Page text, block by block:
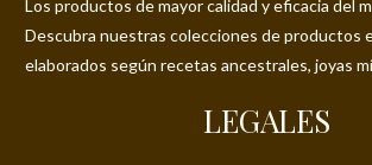
Los productos de mayor calidad y eficacia del
Descubra nuestras colecciones de productos
elaborados según recetas ancestrales, joyas
LEGALES